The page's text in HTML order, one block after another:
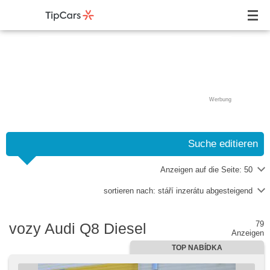
Werbung
Suche editieren
Anzeigen auf die Seite: 50
sortieren nach: stáří inzerátu abgesteigend
vozy Audi Q8 Diesel
79
Anzeigen
TOP NABÍDKA